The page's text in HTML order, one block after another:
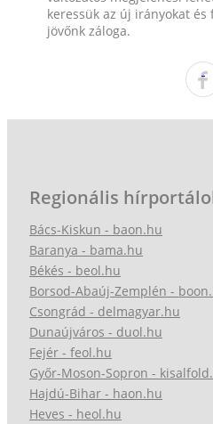
keressük az új irányokat és
jövőnk záloga.
Regionális
Bács-Kiskun - baon.hu
Baranya - bama.hu
Békés - beol.hu
Borsod-Abaúj-Zemplén -
Csongrád - delmagyar.hu
Dunaújváros - duol.hu
Fejér - feol.hu
Győr-Moson-Sopron -
Hajdú-Bihar - haon.hu
Heves - heol.hu